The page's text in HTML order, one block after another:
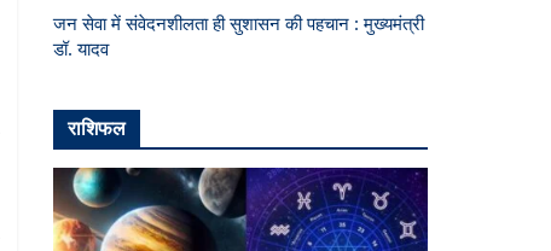
जन सेवा में संवेदनशीलता ही सुशासन की पहचान : मुख्यमंत्री
डॉ. यादव
राशिफल